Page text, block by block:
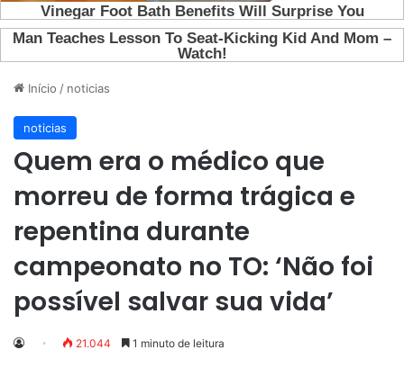
Início / noticias
noticias
Quem era o médico que
morreu de forma trágica e
repentina durante
campeonato no TO: ‘Não foi
possível salvar sua vida’
21.044 1 minuto de leitura